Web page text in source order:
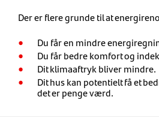
Der er flere grunde til at
Du får en mindre
Du får bedre komfort og
Dit klimaaftryk bliver mindre.
Dit hus kan potentielt få et
det er penge værd.